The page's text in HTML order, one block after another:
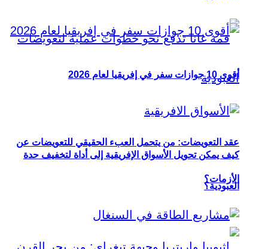
عقد التعويضات: من يتحمل العبء الحقيقي للتعويضات عن
العبودية؟
أقوى 10 جوازات سفر في إفريقيا لعام 2026
كيف يمكن تحويل الأسواق الإفريقية إلى أداة لتخفيف حدة
الأزمات؟